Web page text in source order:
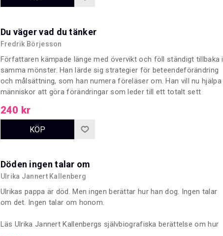
Du väger vad du tänker
Fredrik Börjesson
Författaren kämpade länge med övervikt och föll ständigt tillbaka i
samma mönster. Han lärde sig strategier för beteendeförändring
och målsättning, som han numera föreläser om. Han vill nu hjälpa
människor att göra förändringar som leder till ett totalt sett
framsteg inom hälsa men kan även appliceras på andra områden i
240 kr
Döden ingen talar om
Ulrika Jannert Kallenberg
Ulrikas pappa är död. Men ingen berättar hur han dog. Ingen talar
om det. Ingen talar om honom.
Läs Ulrika Jannert Kallenbergs självbiografiska berättelse om hur